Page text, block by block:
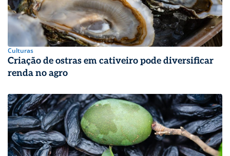
Culturas
Criação de ostras em cativeiro pode diversificar
renda no agro